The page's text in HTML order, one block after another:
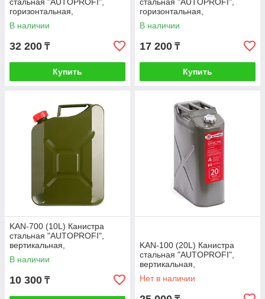
горизонтальная,
оцинкованная, горловина с
навинчив. кры
В наличии
32 200 ₸
Купить
горизонтальная,
оцинкованная, горловина с
навинчив. крыш
В наличии
17 200 ₸
Купить
KAN-700 (10L) Канистра
стальная "AUTOPROFI",
вертикальная,
антикоррозийное покрытие,
толщина стенки
В наличии
10 300 ₸
KAN-100 (20L) Канистра
стальная "AUTOPROFI",
вертикальная,
антикоррозийное покрытие,
горловина с нав
Нет в наличии